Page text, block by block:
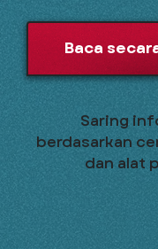
Baca
Saring
berdasarkan
dan alat